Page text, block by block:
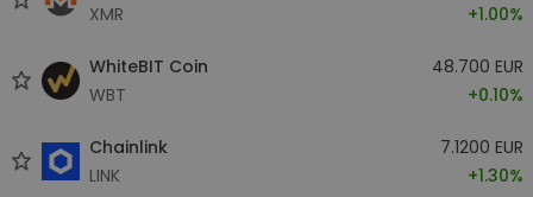
XMR
+1.00%
WhiteBIT Coin
WBT
48.700 EUR
+0.10%
Chainlink
LINK
7.1200 EUR
+1.30%